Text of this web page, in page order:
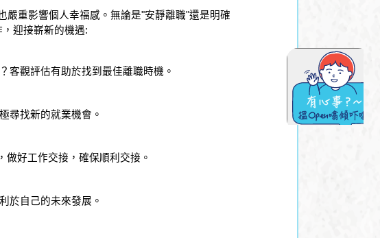
重影響個人幸福感。無論是"安靜離職"還是明確
迎接嶄新的機遇:
客觀評估有助於找到最佳離職時機。
尋找新的就業機會。
好工作交接，確保順利交接。
於自己的未來發展。